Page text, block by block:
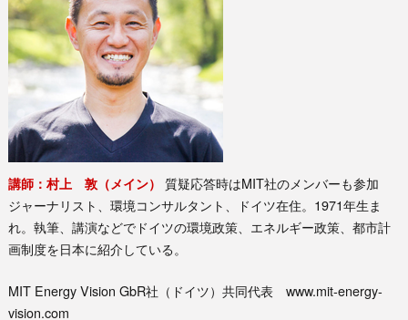
講師：村上 敦（メイン） 質疑応答時はMIT社のメンバーも参加
ジャーナリスト、環境コンサルタント、ドイツ在住。1971年生ま
れ。執筆、講演などでドイツの環境政策、エネルギー政策、都市計
画制度を日本に紹介している。
MIT Energy Vision GbR社（ドイツ）共同代表 www.mit-energy-
vision.com